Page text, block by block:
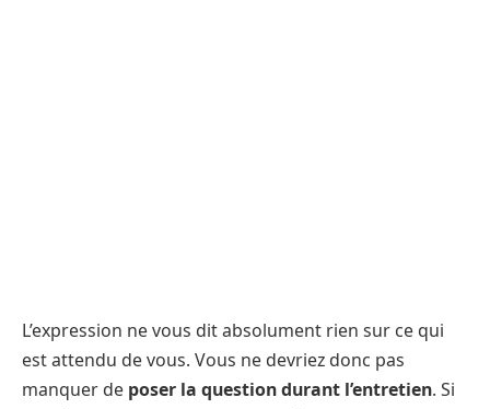
L’expression ne vous dit absolument rien sur ce qui
est attendu de vous. Vous ne devriez donc pas
manquer de poser la question durant l’entretien. Si